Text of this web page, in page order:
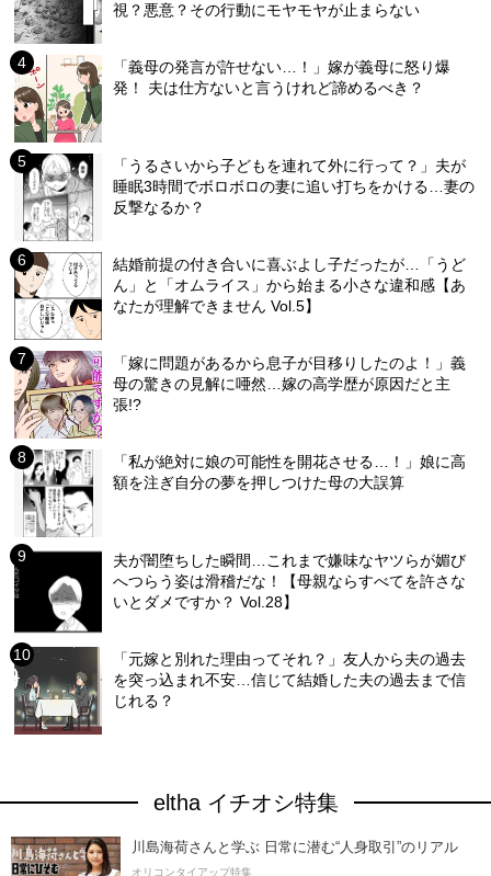
視？悪意？その行動にモヤモヤが止まらない
「義母の発言が許せない…！」嫁が義母に怒り爆
発！ 夫は仕方ないと言うけれど諦めるべき？
「うるさいから子どもを連れて外に行って？」夫が
睡眠3時間でボロボロの妻に追い打ちをかける…妻の
反撃なるか？
結婚前提の付き合いに喜ぶよし子だったが…「うど
ん」と「オムライス」から始まる小さな違和感【あ
なたが理解できません Vol.5】
「嫁に問題があるから息子が目移りしたのよ！」義
母の驚きの見解に唖然…嫁の高学歴が原因だと主
張!?
「私が絶対に娘の可能性を開花させる…！」娘に高
額を注ぎ自分の夢を押しつけた母の大誤算
夫が闇堕ちした瞬間…これまで嫌味なヤツらが媚び
へつらう姿は滑稽だな！【母親ならすべてを許さな
いとダメですか？ Vol.28】
「元嫁と別れた理由ってそれ？」友人から夫の過去
を突っ込まれ不安…信じて結婚した夫の過去まで信
じれる？
eltha イチオシ特集
川島海荷さんと学ぶ 日常に潜む“人身取引”のリアル
オリコンタイアップ特集